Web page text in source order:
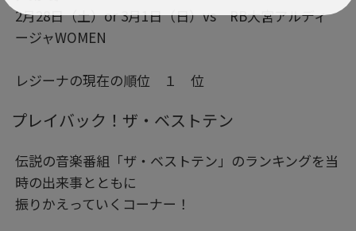
2月28日（土）or 3月1日（日）vs RB大宮アルディ
ージャWOMEN
レジーナの現在の順位 １ 位
プレイバック！ザ・ベストテン
伝説の音楽番組「ザ・ベストテン」のランキングを当
時の出来事とともに
振りかえっていくコーナー！